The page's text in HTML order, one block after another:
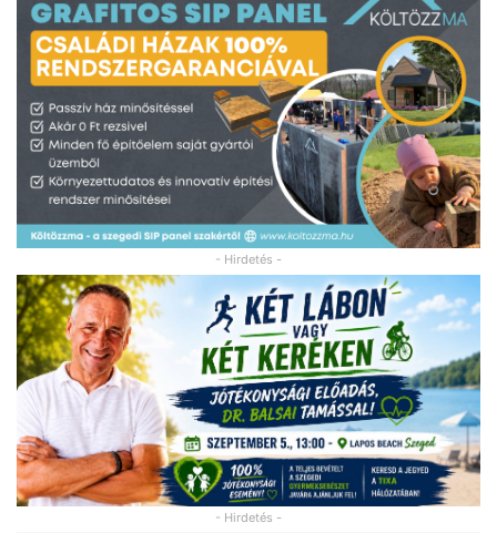
- Hirdetés -
- Hirdetés -